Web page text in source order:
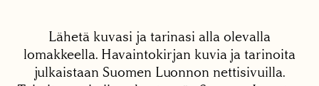
Lähetä kuvasi ja tarinasi alla olevalla
lomakkeella. Havaintokirjan kuvia ja tarinoita
julkaistaan Suomen Luonnon nettisivuilla.